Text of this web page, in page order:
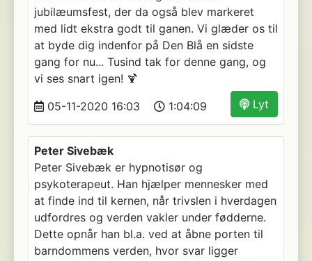
jubilæumsfest, der da også blev markeret
med lidt ekstra godt til ganen. Vi glæder os til
at byde dig indenfor på Den Blå en sidste
gang for nu... Tusind tak for denne gang, og
vi ses snart igen! 🍹
Lyt
05-11-2020 16:03 1:04:09
Peter Sivebæk
Peter Sivebæk er hypnotisør og
psykoterapeut. Han hjælper mennesker med
at finde ind til kernen, når trivslen i hverdagen
udfordres og verden vakler under fødderne.
Dette opnår han bl.a. ved at åbne porten til
barndommens verden, hvor svar ligger